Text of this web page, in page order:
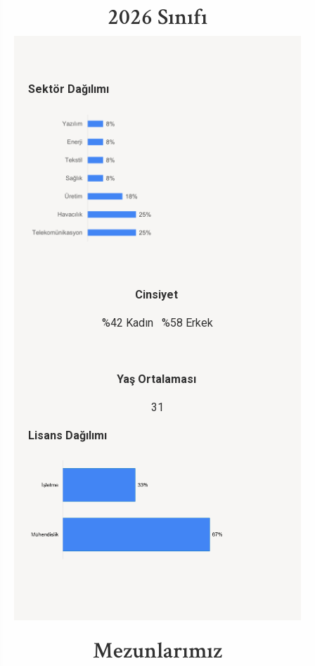
2026 Sınıfı
Sektör Dağılımı
Cinsiyet
%42 Kadın %58 Erkek
Yaş Ortalaması
31
Lisans Dağılımı
Mezunlarımız